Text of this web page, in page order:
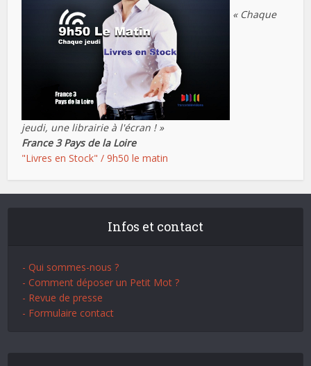
« Chaque
jeudi, une librairie à l'écran ! »
France 3 Pays de la Loire
"Livres en Stock" / 9h50 le matin
Infos et contact
- Qui sommes-nous ?
- Comment déposer un Petit Mot ?
- Revue de presse
- Formulaire contact